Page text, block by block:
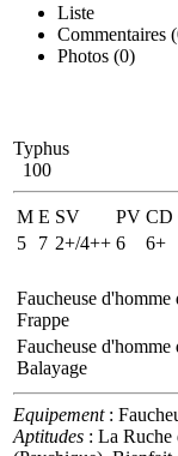
Liste
Commentaires (
Photos (0)
Typhus
100
M E SV PV CD
5
7 2+/4++ 6 6+
Faucheuse d'homme
Frappe
Faucheuse d'homme
Balayage
Equipement:
Aptitudes : La Ruche